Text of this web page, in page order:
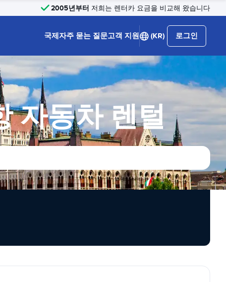
2005년부터 저희는 렌터카 요금을 비교해 왔습니다
국제자주 묻는 질문고객 지원 (KR) 로그인
자동차 렌털